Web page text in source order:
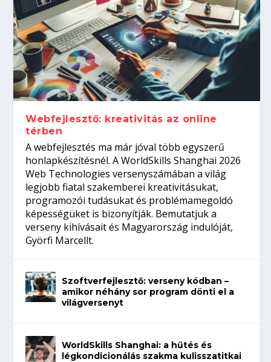
Kitalálod, mire használják ezeket a
gépeket?
Nem sikerült az egyetemi felvételi?
Tanulj szakmát!
Szoftverfejlesztő: verseny kódban –
amikor néhány sor program dönti el a
világversenyt...
Digitális detox – hogyan kapcsolódj ki
telefon nélkül?
Webfejlesztő: kreativitás az online
térben
A webfejlesztés ma már jóval több egyszerű
honlapkészítésnél. A WorldSkills Shanghai 2026
Web Technologies versenyszámában a világ
legjobb fiatal szakemberei kreativitásukat,
programozói tudásukat és problémamegoldó
képességüket is bizonyítják. Bemutatjuk a
verseny kihívásait és Magyarország indulóját,
Györfi Marcellt.
Szoftverfejlesztő: verseny kódban –
amikor néhány sor program dönti el a
világversenyt
WorldSkills Shanghai: a hűtés és
légkondicionálás szakma kulisszatitkai